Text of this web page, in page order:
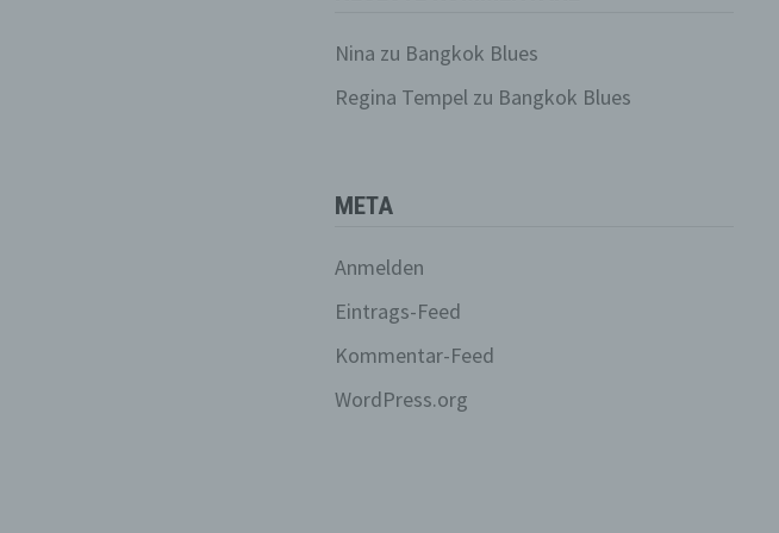
Nina zu Bangkok Blues
Regina Tempelzu Bangkok Blues
META
Anmelden
Eintrags-Feed
Kommentar-Feed
WordPress.org